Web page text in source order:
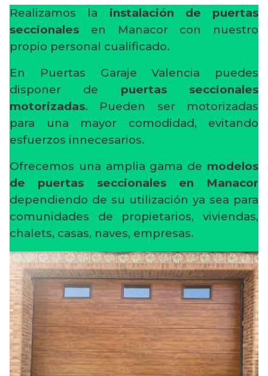
Realizamos la instalación de puertas
seccionales en Manacor con nuestro
propio personal cualificado.
En Puertas Garaje Valencia puedes
disponer de puertas seccionales
motorizadas. Pueden ser motorizadas
para una mayor comodidad, evitando
esfuerzos innecesarios.
Ofrecemos una amplia gama de modelos
de puertas seccionales en Manacor
dependiendo de su utilización ya sea para
comunidades de propietarios, viviendas,
chalets, casas, naves, empresas.